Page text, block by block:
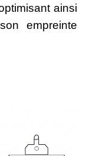
ainsi
empreinte